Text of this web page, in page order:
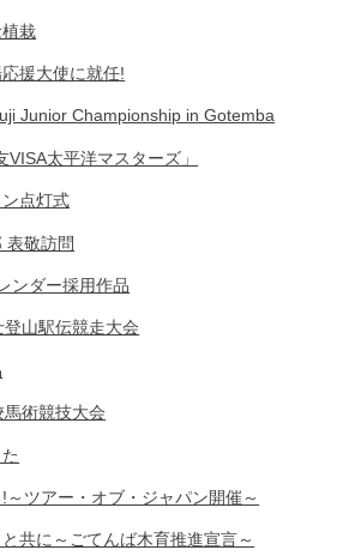
栽
援大使に就任!
Junior Championship in Gotemba
太平洋マスターズ」
点灯式
表敬訪問
ンダー採用作品
山駅伝競走大会
術競技大会
ツアー・オブ・ジャパン開催～
共に～ごてんば木育推進宣言～